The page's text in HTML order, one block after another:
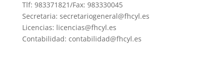
Tlf: 983371821/Fax: 983330045
Secretaria: secretariogeneral@fhcyl.es
Licencias: licencias@fhcyl.es
Contabilidad: contabilidad@fhcyl.es